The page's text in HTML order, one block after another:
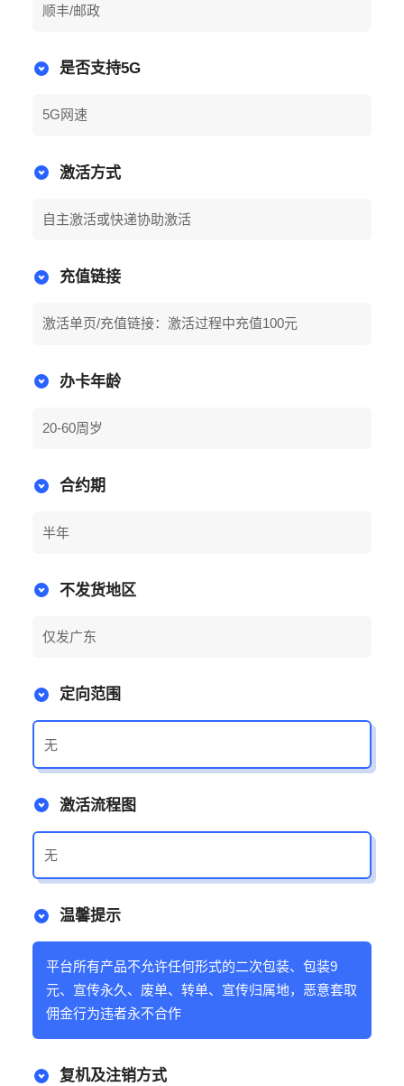
顺丰/邮政
是否支持5G
5G网速
激活方式
自主激活或快递协助激活
充值链接
激活单页/充值链接：激活过程中充值100元
办卡年龄
20-60周岁
合约期
半年
不发货地区
仅发广东
定向范围
无
激活流程图
无
温馨提示
平台所有产品不允许任何形式的二次包装、包装9
元、宣传永久、废单、转单、宣传归属地，恶意套取
佣金行为违者永不合作
复机及注销方式